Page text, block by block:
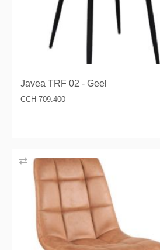
Javea TRF 02 - Geel
CCH-709.400